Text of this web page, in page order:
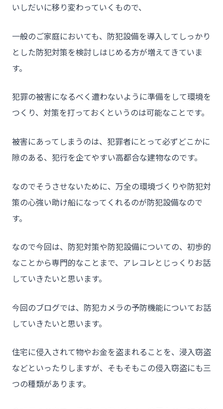
いしだいに移り変わっていくもので、
一般のご家庭においても、防犯設備を導入してしっかり
とした防犯対策を検討しはじめる方が増えてきていま
す。
犯罪の被害になるべく遭わないように準備をして環境を
つくり、対策を打っておくというのは可能なことです。
被害にあってしまうのは、犯罪者にとって必ずどこかに
隙のある、犯行を企てやすい高都合な建物なのです。
なのでそうさせないために、万全の環境づくりや防犯対
策の心強い助け船になってくれるのが防犯設備なので
す。
なので今回は、防犯対策や防犯設備についての、初歩的
なことから専門的なことまで、アレコレとじっくりお話
していきたいと思います。
今回のブログでは、防犯カメラの予防機能についてお話
していきたいと思います。
住宅に侵入されて物やお金を盗まれることを、浸入窃盗
などといったりしますが、そもそもこの侵入窃盗にも三
つの種類があります。